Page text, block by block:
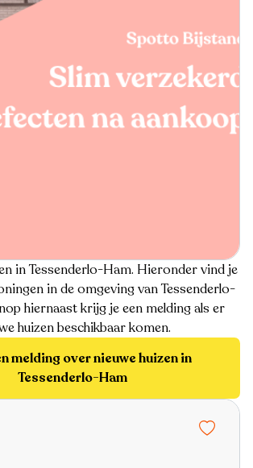
in Tessenderlo-Ham. Hieronder vind je
in de omgeving van Tessenderlo-
hiernaast krijg je een melding als er
huizen beschikbaar komen.
melding over nieuwe huizen in
Tessenderlo-Ham